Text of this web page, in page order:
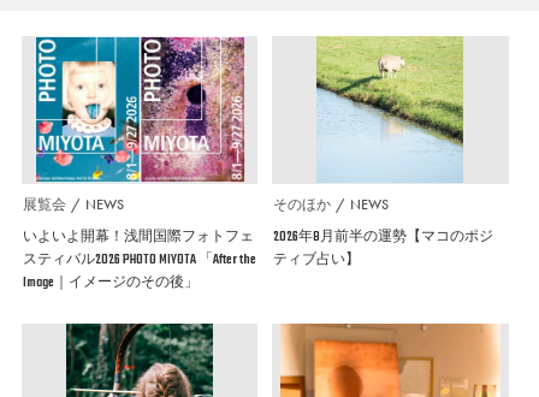
展覧会 NEWS
いよいよ開幕！浅間国際フォトフェ
スティバル2026 PHOTO MIYOTA 「After the
Image｜イメージのその後」
そのほか NEWS
2026年8月前半の運勢【マコのポジ
ティブ占い】